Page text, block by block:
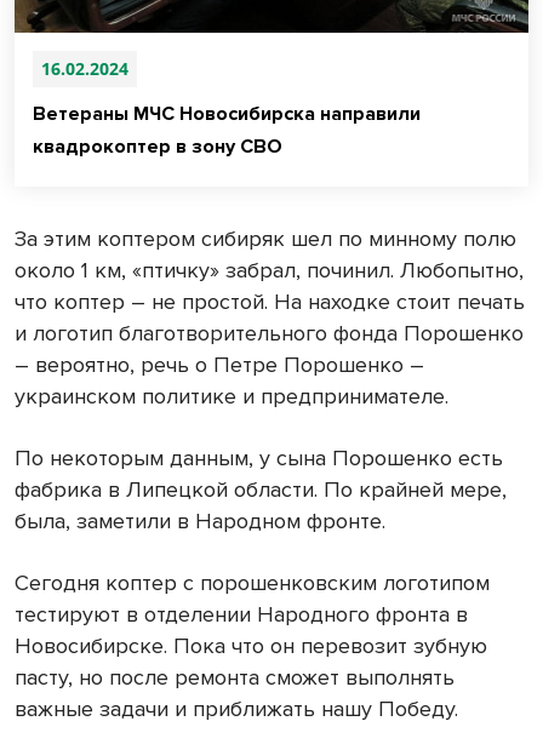
16.02.2024
Ветераны МЧС Новосибирска направили
квадрокоптер в зону СВО
За этим коптером сибиряк шел по минному полю
около 1 км, «птичку» забрал, починил. Любопытно,
что коптер – не простой. На находке стоит печать
и логотип благотворительного фонда Порошенко
– вероятно, речь о Петре Порошенко –
украинском политике и предпринимателе.
По некоторым данным, у сына Порошенко есть
фабрика в Липецкой области. По крайней мере,
была, заметили в Народном фронте.
Сегодня коптер с порошенковским логотипом
тестируют в отделении Народного фронта в
Новосибирске. Пока что он перевозит зубную
пасту, но после ремонта сможет выполнять
важные задачи и приближать нашу Победу.